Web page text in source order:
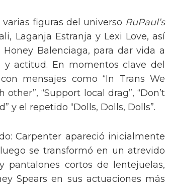
figuras del universo RuPaul’s
Laganja Estranja y Lexi Love, así
Balenciaga, para dar vida a
actitud. En momentos clave del
mensajes como “In Trans We
other”, “Support local drag”, “Don’t
y el repetido “Dolls, Dolls, Dolls”.
Carpenter apareció inicialmente
se transformó en un atrevido
pantalones cortos de lentejuelas,
Spears en sus actuaciones más